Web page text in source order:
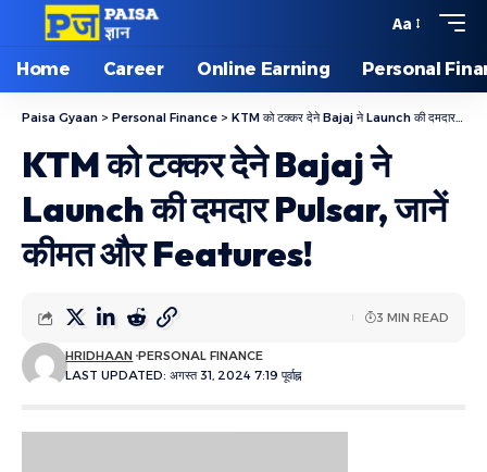
Aa
Home Career Online Earning Personal
Paisa Gyaan > Personal Finance > KTM को टक्कर देने Bajaj ने Launch की दमदार Pulsar, जानें कीमत और Features!
KTM को टक्कर देने Bajaj ने
Launch की दमदार Pulsar, जानें
कीमत और Features!
LAST UPDATED: अगस्त 31, 2024 7:19 पूर्वाह्न
HRIDHAAN PERSONAL FINANCE
3 MIN READ